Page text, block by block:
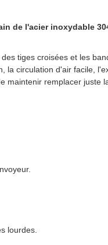
de l'acier inoxydable
tiges croisées et les
la circulation d'air facile,
maintenir remplacer juste
lourdes.